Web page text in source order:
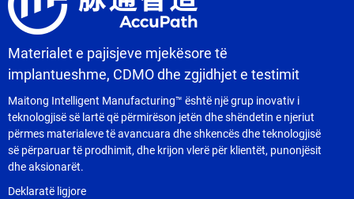
Materialet e pajisjeve mjekësore të
implantueshme, CDMO dhe zgjidhjet e testimit
Maitong Intelligent Manufacturing™ është një grup inovativ i
teknologjisë së lartë që përmirëson jetën dhe shëndetin e njeriut
përmes materialeve të avancuara dhe shkencës dhe teknologjisë
së përparuar të prodhimit, dhe krijon vlerë për klientët, punonjësit
dhe aksionarët.
Deklaratë ligjore